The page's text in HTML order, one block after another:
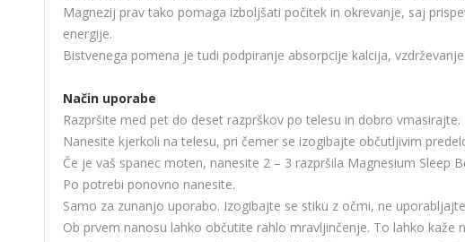
Magnezij prav tako pomaga izboljšati počitek in okrevanje, saj
energije.
Bistvenega pomena je tudi podpiranje absorpcije kalcija,
Način uporabe
Razpršite med pet do deset razprškov po telesu in dobro
Nanesite kjerkoli na telesu, pri čemer se izogibajte občutljivim
Če je vaš spanec moten, nanesite 2 – 3 razpršila Magnesium
Po potrebi ponovno nanesite.
Samo za zunanjo uporabo. Izogibajte se stiku z očmi, ne
Ob prvem nanosu lahko občutite rahlo mravljinčenje. To lahko